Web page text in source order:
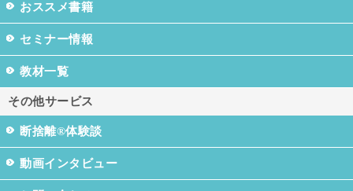
おススメ書籍
セミナー情報
教材一覧
その他サービス
断捨離®体験談
動画インタビュー